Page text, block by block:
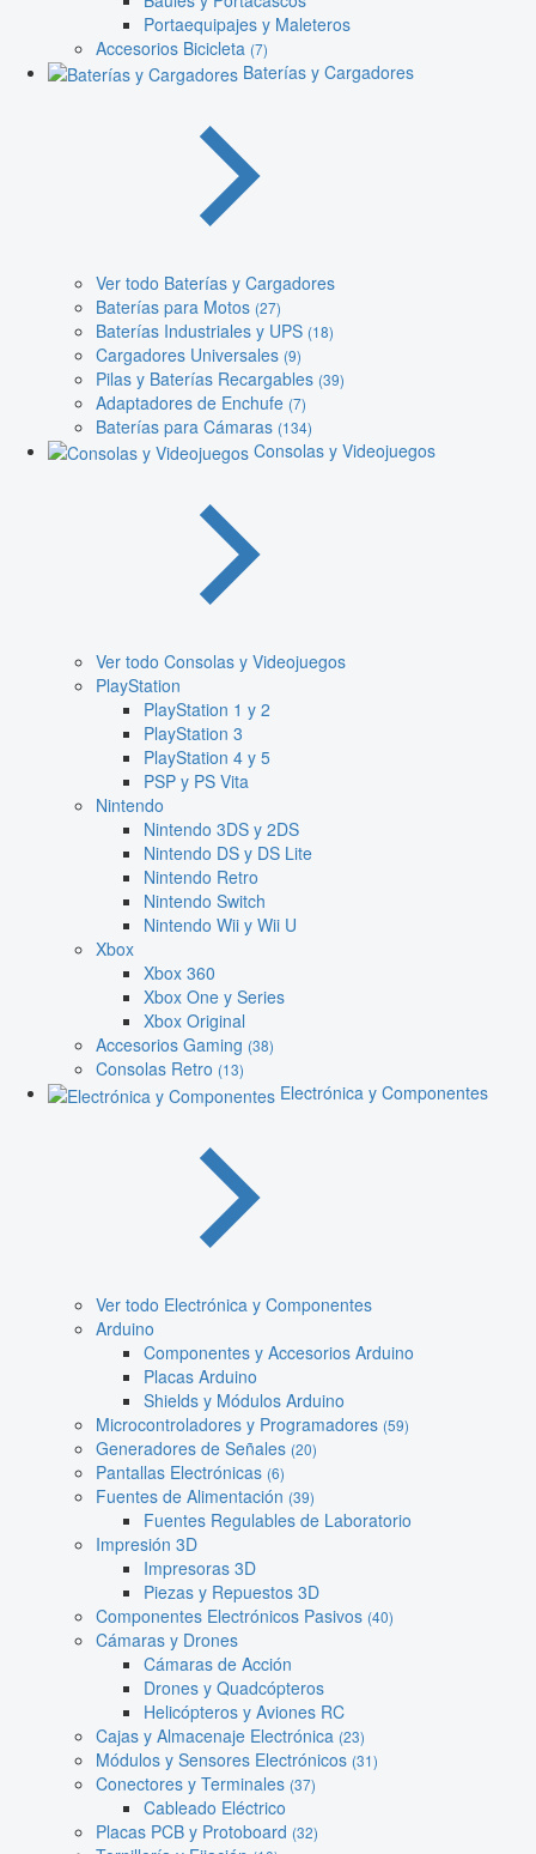
Portaequipajes y Maleteros
Accesorios Bicicleta (7)
Baterías y Cargadores
Ver todo Baterías y Cargadores
Baterías para Motos (27)
Baterías Industriales y UPS (18)
Cargadores Universales (9)
Pilas y Baterías Recargables (39)
Adaptadores de Enchufe (7)
Baterías para Cámaras (134)
Consolas y Videojuegos
Ver todo Consolas y Videojuegos
PlayStation
PlayStation 1 y 2
PlayStation 3
PlayStation 4 y 5
PSP y PS Vita
Nintendo
Nintendo 3DS y 2DS
Nintendo DS y DS Lite
Nintendo Retro
Nintendo Switch
Nintendo Wii y Wii U
Xbox
Xbox 360
Xbox One y Series
Xbox Original
Accesorios Gaming (38)
Consolas Retro (13)
Electrónica y Componentes
Ver todo Electrónica y Componentes
Arduino
Componentes y Accesorios Arduino
Placas Arduino
Shields y Módulos Arduino
Microcontroladores y Programadores (59)
Generadores de Señales (20)
Pantallas Electrónicas (6)
Fuentes de Alimentación (39)
Fuentes Regulables de Laboratorio
Impresión 3D
Impresoras 3D
Piezas y Repuestos 3D
Componentes Electrónicos Pasivos (40)
Cámaras y Drones
Cámaras de Acción
Drones y Quadcópteros
Helicópteros y Aviones RC
Cajas y Almacenaje Electrónica (23)
Módulos y Sensores Electrónicos (31)
Conectores y Terminales (37)
Cableado Eléctrico
Placas PCB y Protoboard (32)